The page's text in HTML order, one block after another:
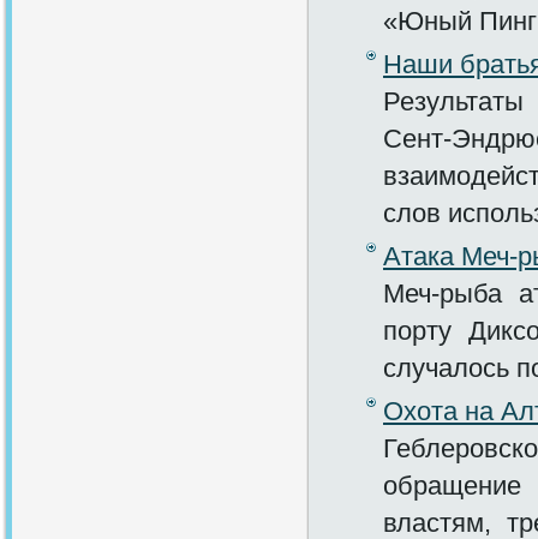
«Юный
Наши
Сент-
слов
Атака Меч-
Меч-рыба
порту
случалось
Охота на
обращение
властям,